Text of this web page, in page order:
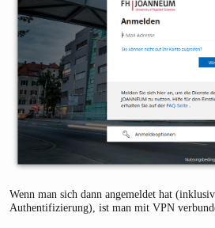
Wenn man sich dann angemeldet hat
Authentifizierung), ist man mit VPN